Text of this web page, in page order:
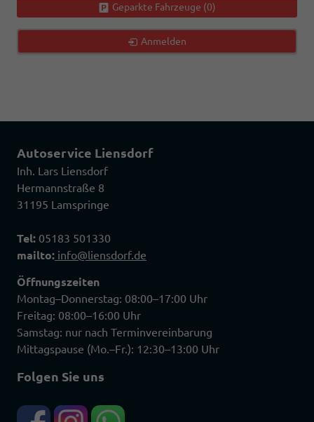
Geparkte Fahrzeuge (0)
Anmelden
Autoservice Liensdorf
Inh. Lars Liensdorf
Hermannstraße 8
31195 Lamspringe
Tel: 05183 501330
mailto: info@liensdorf.de
Öffnungszeiten
Montag–Donnerstag: 08:00–17:00 Uhr
Freitag: 08:00–16:00 Uhr
Samstag: nur nach Terminvereinbarung
Mittagspause (Mo.–Fr.): 12:30–13:00 Uhr
Folgen Sie uns